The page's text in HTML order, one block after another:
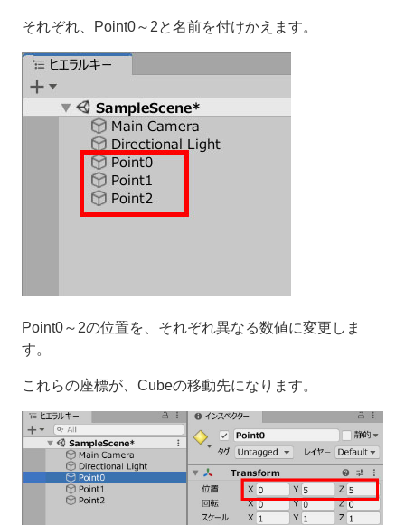
それぞれ、Point0～2と名前を付けかえます。
Point0～2の位置を、それぞれ異なる数値に変更しま
す。
これらの座標が、Cubeの移動先になります。